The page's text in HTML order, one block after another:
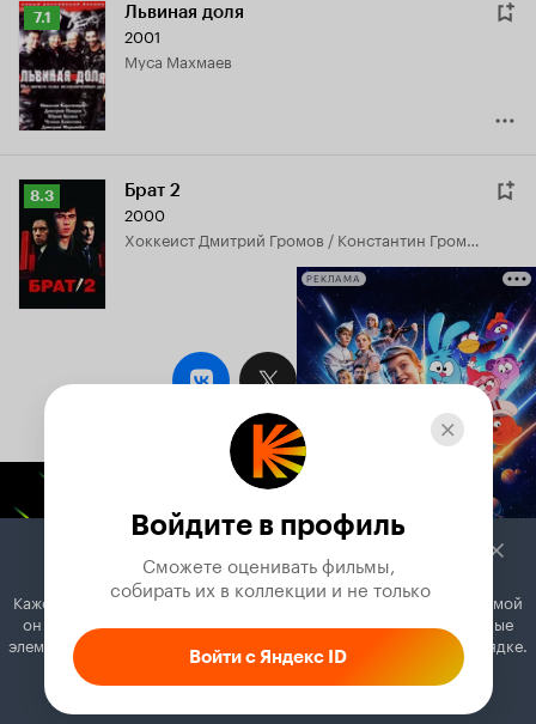
Рейтинг
Кинопоиска
7.1
7.1 Львиная доля
2001
Муса Махмаев
Рейтинг
Кинопоиска
8.3
8.3 Брат 2
2000
хоккеист Дмитрий Громов / Константин Громов
РЕКЛАМА
Войдите в профиль
Сможете оценивать фильмы,
собирать их в коллекции и не только
Войти с Яндекс ID
Кажется, вы используете блокировщик рекламы. Вместе с рекламой
он может отключать постеры, папки с фильмами и другие важные
элементы. Добавьте Кинопоиск в исключения, и всё будет в порядке.
Как это сделать